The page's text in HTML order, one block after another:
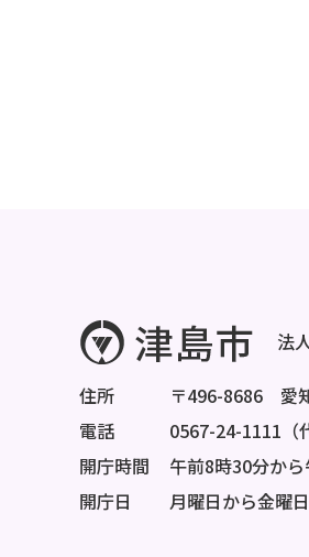
法
住所
〒496-8686 愛
電話
0567-24-1111（
開庁時間
午前8時30分か
開庁日
月曜日から金曜